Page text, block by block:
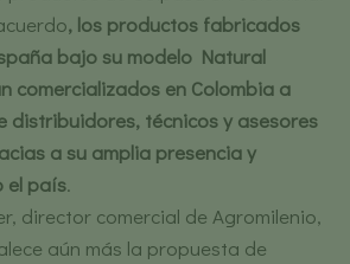
, los productos fabricados
bajo su modelo Natural
comercializados en Colombia a
distribuidores, técnicos y asesores
a su amplia presencia y
el país.
director comercial de Agromilenio,
aún más la propuesta de